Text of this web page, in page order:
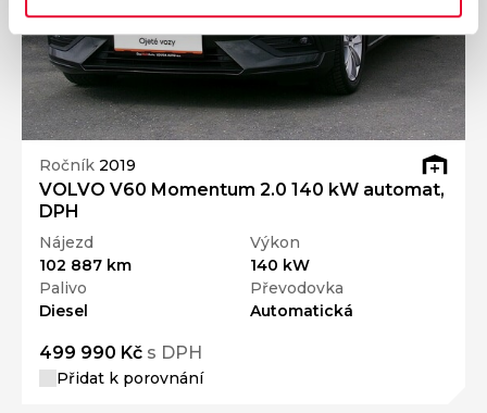
Ročník 2019
VOLVO V60 Momentum 2.0 140 kW automat,
DPH
Nájezd
102 887 km
Výkon
140 kW
Palivo
Diesel
Převodovka
Automatická
499 990 Kč s DPH
Přidat k porovnání